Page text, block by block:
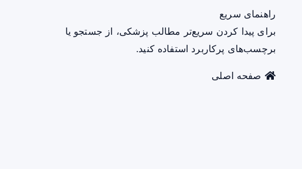
راهنمای سریع
برای پیدا کردن سریع‌تر مطالب پزشکی، از جستجو یا
برچسب‌های پرکاربرد استفاده کنید.
صفحه اصلی